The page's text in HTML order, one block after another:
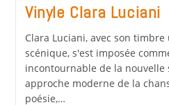
Vinyle Clara Luciani
Clara Luciani, avec son
scénique, s'est imposée
incontournable de la nouvelle
approche moderne de la
poésie,…